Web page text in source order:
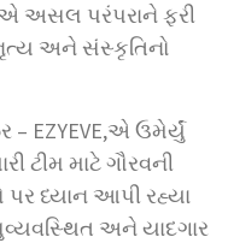
અસલ પરંપરાને ફરી
અને સંસ્કૃતિનો
EZYEVE,એ ઉમેર્યું
ટીમ માટે ગૌરવની
પર ધ્યાન આપી રહ્યા
અને યાદગાર